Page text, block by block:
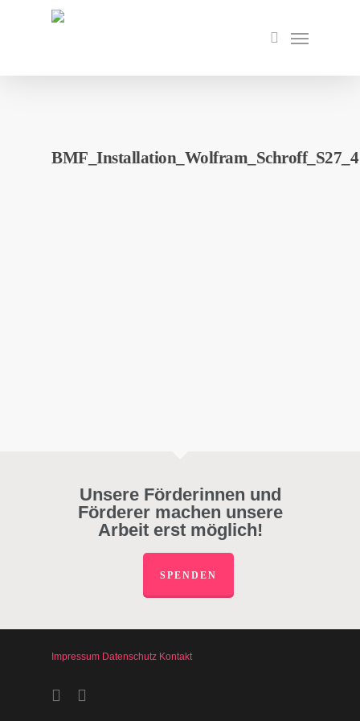
search
Menu
BMF_Installation_Wolfram_Schroff_S27_4
Unsere Förderinnen und
Förderer machen unsere
Arbeit erst möglich!
SPENDEN
Impressum Datenschutz Kontakt
facebookinstagram